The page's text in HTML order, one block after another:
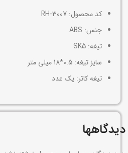
کد محصول: RH-3007
جنس: ABS
تیغه: SK5
سایز تیغه: 0.5*18 میلی متر
تیغه کاتر: یک عدد
دیدگاهها